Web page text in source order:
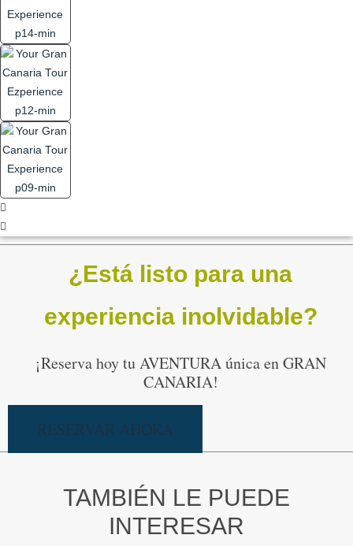
¿Está listo para una
experiencia inolvidable?
¡Reserva hoy tu AVENTURA única en GRAN
CANARIA!
RESERVAR AHORA
TAMBIÉN LE PUEDE
INTERESAR